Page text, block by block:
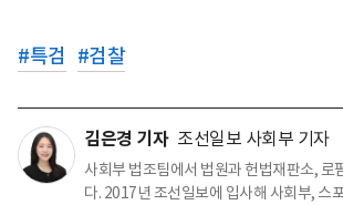
#특검 #검찰
김은경 기자 조선일보 사회부 기자
사회부 법조팀에서 법원과 헌법재판소, 로
다. 2017년 조선일보에 입사해 사회부, 스